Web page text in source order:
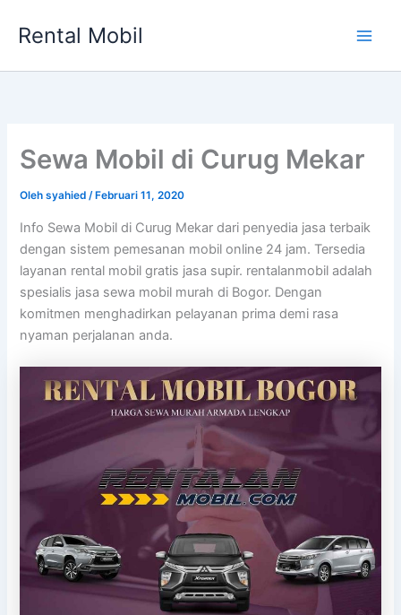
Rental Mobil
Sewa Mobil di Curug Mekar
Olehsyahied/ Februari 11, 2020
Info Sewa Mobil di Curug Mekar dari penyedia jasa terbaik
dengan sistem pemesanan mobil online 24 jam. Tersedia
layanan rental mobil gratis jasa supir. rentalanmobil adalah
spesialis jasa sewa mobil murah di Bogor. Dengan
komitmen menghadirkan pelayanan prima demi rasa
nyaman perjalanan anda.